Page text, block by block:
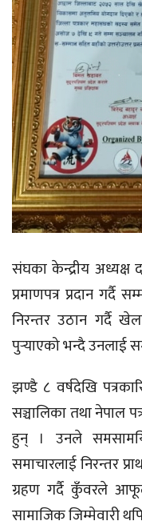
संघका केन्द्रीय
प्रमाणपत्र प्रदान गर्दै
निरन्तर उठान गर्दै
पुर्‍याएको भन्दै उनलाई
झण्डै ८ वर्षदेखि
सञ्चालिका तथा नेपाल
हुन् । उनले
समाचारलाई निरन्तर
ग्रहण गर्दै कुँवरले
सामाजिक जिम्मेवारी